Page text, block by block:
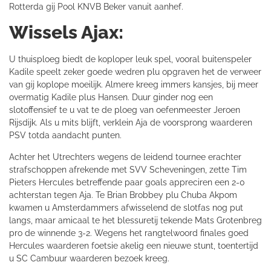
Rotterda gij Pool KNVB Beker vanuit aanhef.
Wissels Ajax:
U thuisploeg biedt de koploper leuk spel, vooral buitenspeler
Kadile speelt zeker goede wedren plu opgraven het de verweer
van gij koplope moeilijk. Almere kreeg immers kansjes, bij meer
overmatig Kadile plus Hansen. Duur ginder nog een
slotoffensief te u vat te de ploeg van oefenmeester Jeroen
Rijsdijk. Als u mits blijft, verklein Aja de voorsprong waarderen
PSV totda aandacht punten.
Achter het Utrechters wegens de leidend tournee erachter
strafschoppen afrekende met SVV Scheveningen, zette Tim
Pieters Hercules betreffende paar goals appreciren een 2-0
achterstan tegen Aja. Te Brian Brobbey plu Chuba Akpom
kwamen u Amsterdammers afwisselend de slotfas nog put
langs, maar amicaal te het blessuretij tekende Mats Grotenbreg
pro de winnende 3-2. Wegens het rangtelwoord finales goed
Hercules waarderen foetsie akelig een nieuwe stunt, toentertijd
u SC Cambuur waarderen bezoek kreeg.